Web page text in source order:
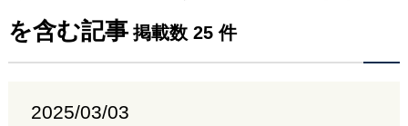
を含む記事 掲載数 25 件
2025/03/03